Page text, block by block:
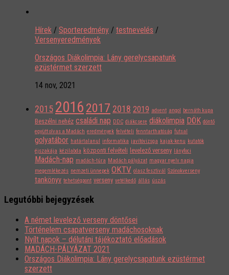
Hírek / Sporteredmény / testnevelés /
Versenyeredmények
Országos Diákolimpia: Lány gerelycsapatunk
ezüstérmet szerzett
14 nov, 2021
2015 2016 2017 2018 2019 advent angol bernáth kupa
Beszélni nehéz családi nap DDC diákcsere diákolimpia DÖK döntő
együtt olvas a Madách eredmények felvételi fenntarthatóság futsal
golyatábor határtalanul informatika javítóvizsga kajak-kenu kutatók
éjszakája kézilabda központi felvételi levelező verseny lányfoci
Madách-nap madách-túra Madách pályázat magyar nyelv napja
megemlékezés nemzeti ünnepek OKTV olasz fesztivál Szónokverseny
tankönyv tehetségpont verseny vetélkedő állás úszás
Legutóbbi bejegyzések
A német levelező verseny döntősei
Történelem csapatverseny madáchosoknak
Nyílt napok – délutáni tájékoztató előadások
MADÁCH-PÁLYÁZAT 2021
Országos Diákolimpia: Lány gerelycsapatunk ezüstérmet
szerzett